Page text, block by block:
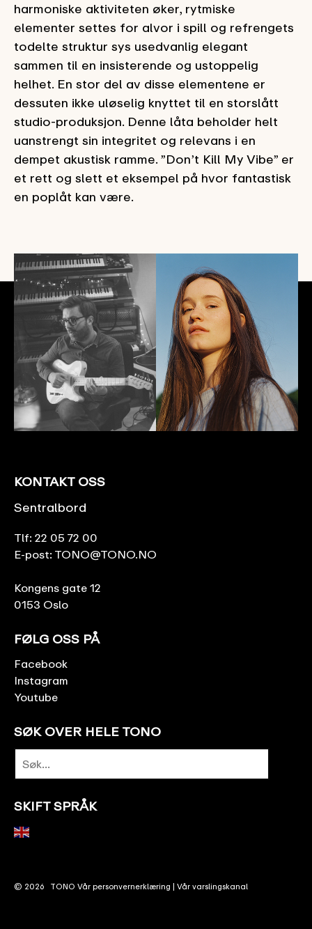
harmoniske aktiviteten øker, rytmiske
elementer settes for alvor i spill og refrengets
todelte struktur sys usedvanlig elegant
sammen til en insisterende og ustoppelig
helhet. En stor del av disse elementene er
dessuten ikke uløselig knyttet til en storslått
studio-produksjon. Denne låta beholder helt
uanstrengt sin integritet og relevans i en
dempet akustisk ramme. ”Don’t Kill My Vibe” er
et rett og slett et eksempel på hvor fantastisk
en poplåt kan være.
KONTAKT OSS
Sentralbord
Tlf: 22 05 72 00
E-post: TONO@TONO.NO
Kongens gate 12
0153 Oslo
FØLG OSS PÅ
Facebook
Instagram
Youtube
SØK OVER HELE TONO
SKIFT SPRÅK
© 2026 TONO Vår personvernerklæring | Vår varslingskanal